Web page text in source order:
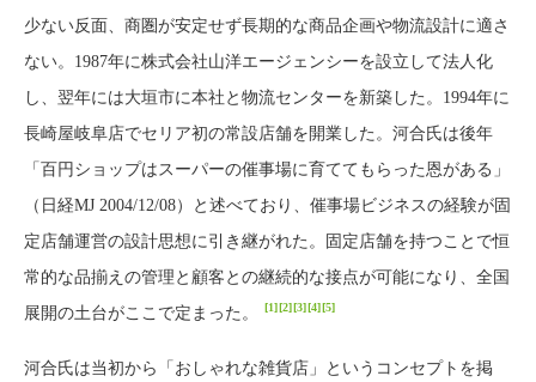
少ない反面、商圏が安定せず長期的な商品企画や物流設計に適さ
ない。1987年に株式会社山洋エージェンシーを設立して法人化
し、翌年には大垣市に本社と物流センターを新築した。1994年に
長崎屋岐阜店でセリア初の常設店舗を開業した。河合氏は後年
「百円ショップはスーパーの催事場に育ててもらった恩がある」
（日経MJ 2004/12/08）と述べており、催事場ビジネスの経験が固
定店舗運営の設計思想に引き継がれた。固定店舗を持つことで恒
常的な品揃えの管理と顧客との継続的な接点が可能になり、全国
展開の土台がここで定まった。
[1][2][3][4][5]
河合氏は当初から「おしゃれな雑貨店」というコンセプトを掲